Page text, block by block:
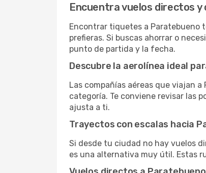
Encuentra vuelos directos
Encontrar tiquetes a Paratebueno
prefieras. Si buscas ahorrar o
punto de partida y la fecha.
Descubre la aerolínea ideal
Las compañías aéreas que viajan
categoría. Te conviene revisar las
ajusta a ti.
Trayectos con escalas hacia
Si desde tu ciudad no hay vuelos
es una alternativa muy útil. Estas